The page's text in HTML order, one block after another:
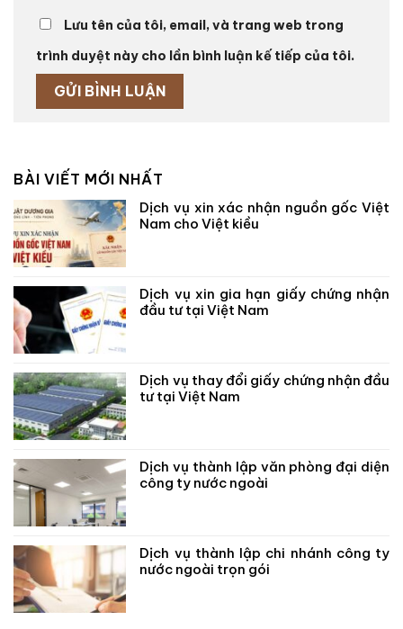
Lưu tên của tôi, email, và trang web trong
trình duyệt này cho lần bình luận kế tiếp của tôi.
BÀI VIẾT MỚI NHẤT
Dịch vụ xin xác nhận nguồn gốc Việt
Nam cho Việt kiều
Dịch vụ xin gia hạn giấy chứng nhận
đầu tư tại Việt Nam
Dịch vụ thay đổi giấy chứng nhận đầu
tư tại Việt Nam
Dịch vụ thành lập văn phòng đại diện
công ty nước ngoài
Dịch vụ thành lập chi nhánh công ty
nước ngoài trọn gói